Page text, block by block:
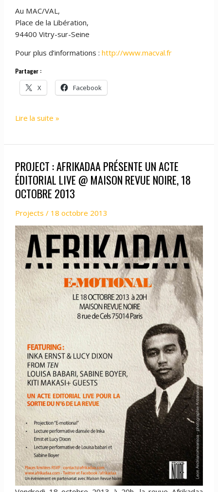
Au MAC/VAL,
Place de la Libération,
94400 Vitry-sur-Seine
Pour plus d’informations : http://www.macval.fr
Partager :
X Facebook
PROJECT
MAC/VAL,
27
OCTOBRE
2013
Lire la suite »
PROJECT : AFRIKADAA PRÉSENTE UN ACTE
ÉDITORIAL LIVE @ MAISON REVUE NOIRE, 18
OCTOBRE 2013
Projects / 18 octobre 2013